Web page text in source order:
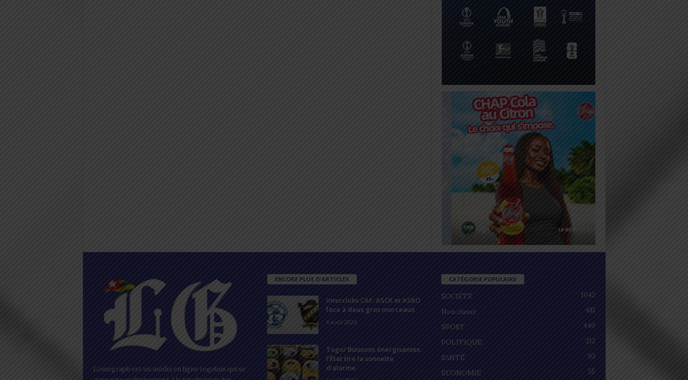
Lomegraph est un média en ligne togolais qui se
ENCORE PLUS D'ARTICLES
Interclubs CAF: ASCK et ASKO
face à deux gros morceaux
6 août 2026
Togo/ Boissons énergisantes:
l’État tire la sonnette
d’alarme
CATÉGORIE POPULAIRE
SOCIÉTÉ
1042
Non classé
481
SPORT
440
POLITIQUE
212
SANTÉ
93
ECONOMIE
55